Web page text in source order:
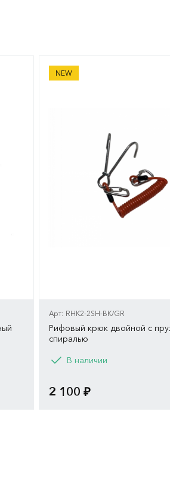
ремень
NEW
Рифовый крюк двойной
Арт: RHK2-2SH-BK/GR
Рифовый крюк двойной с
спиралью
ВариантВ наличии
2 100 ₽